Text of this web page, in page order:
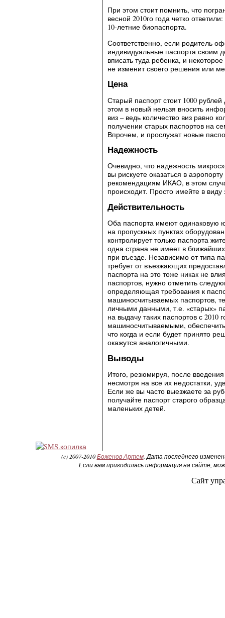
При этом стоит помнить, что
весной 2010го года четко
10-летние биопаспорта.
Соответственно, если родитель
индивидуальные паспорта своим
вписать туда ребенка, и
не изменит своего решения или
Цена
Старый паспорт стоит 1000
этом в новый нельзя вносить
виз – ведь количество виз равно
получении старых паспортов на
Впрочем, и прослужат новые
Надежность
Очевидно, что надежность
вы рискуете оказаться в
рекомендациям ИКАО, в этом
происходит. Просто имейте в виду
Действительность
Оба паспорта имеют одинаковую
на пропускных пунктах
контролирует только паспорта
одна страна не имеет в
при въезде. Независимо от типа
требует от въезжающих
паспорта на это тоже никак не
паспортов, нужно отметить
определяющая требования к
машиносчитываемых паспортов,
личными данными, т.е. «старых»
на выдачу таких паспортов с
машиносчитываемыми,
что когда и если будет принято
окажутся аналогичными.
Выводы
Итого, резюмируя, после
несмотря на все их недостатки,
Если же вы часто выезжаете за
получайте паспорт старого
маленьких детей.
(c) 2007-2010Боженов Артем. Дата последнего
Если вам пригодилась информация на сайте,
Сайт